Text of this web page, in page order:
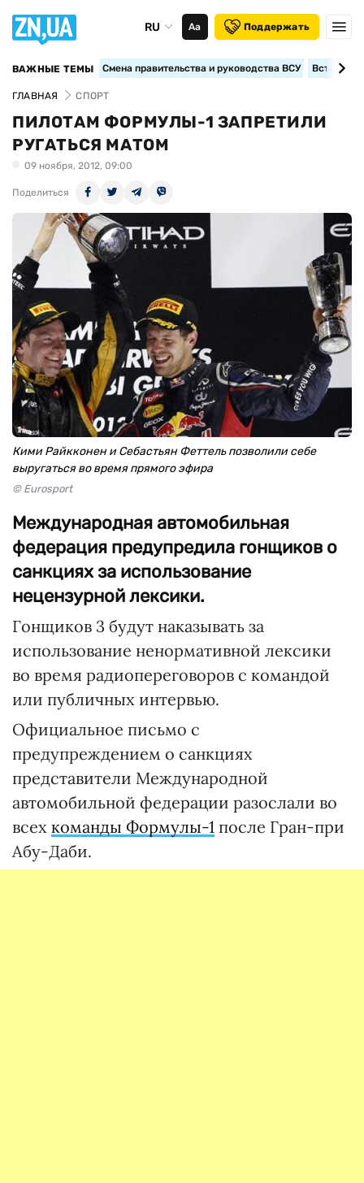
RU Аа Поддержать
ВАЖНЫЕ ТЕМЫ Смена правительства и руководства ВСУ
ГЛАВНАЯ СПОРТ
ПИЛОТАМ ФОРМУЛЫ-1 ЗАПРЕТИЛИ
РУГАТЬСЯ МАТОМ
09 ноября, 2012, 09:00
Поделиться
Кими Райкконен и Себастьян Феттель позволили себе
выругаться во время прямого эфира
© Eurosport
Международная автомобильная
федерация предупредила гонщиков о
санкциях за использование
нецензурной лексики.
Гонщиков 3 будут наказывать за
использование ненормативной лексики
во время радиопереговоров с командой
или публичных интервью.
Официальное письмо с
предупреждением о санкциях
представители Международной
автомобильной федерации разослали во
всех команды Формулы-1 после Гран-при
Абу-Даби.